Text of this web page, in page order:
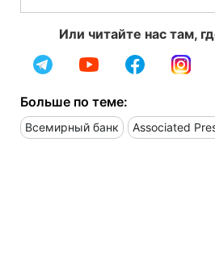
Или читайте нас там,
Больше по теме:
Всемирный банк Associated